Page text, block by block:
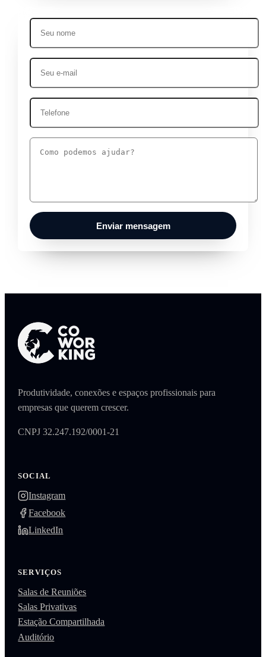
Enviar mensagem
Produtividade, conexões e espaços profissionais para
empresas que querem crescer.
CNPJ 32.247.192/0001-21
SOCIAL
Instagram
Facebook
LinkedIn
SERVIÇOS
Salas de Reuniões
Salas Privativas
Estação Compartilhada
Auditório